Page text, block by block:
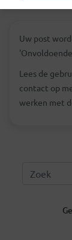
Uw post
Lees de
contact op
werken met